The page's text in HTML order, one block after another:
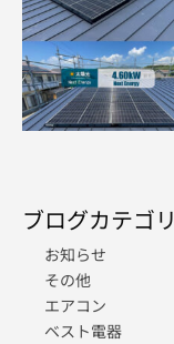
ブログカテゴリ
お知らせ
その他
エアコン
ベスト電器